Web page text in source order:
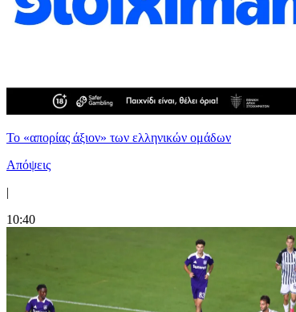
Το «απορίας άξιον» των ελληνικών ομάδων
Απόψεις
|
10:40